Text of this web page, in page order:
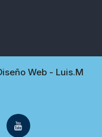
Web - Luis.M